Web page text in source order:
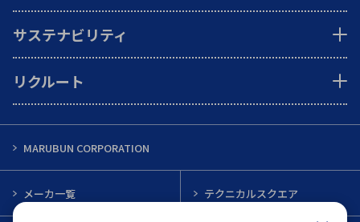
サステナビリティ
リクルート
MARUBUN CORPORATION
メーカ一覧 テクニカルスクエア